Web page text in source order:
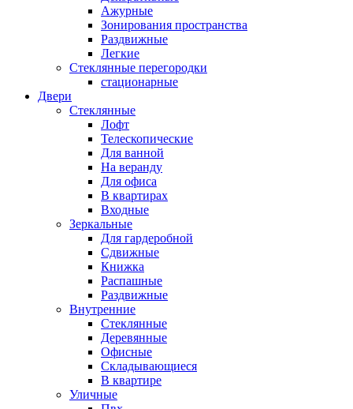
Ажурные
Зонирования пространства
Раздвижные
Легкие
Стеклянные перегородки
стационарные
Двери
Стеклянные
Лофт
Телескопические
Для ванной
На веранду
Для офиса
В квартирах
Входные
Зеркальные
Для гардеробной
Сдвижные
Книжка
Распашные
Раздвижные
Внутренние
Стеклянные
Деревянные
Офисные
Складывающиеся
В квартире
Уличные